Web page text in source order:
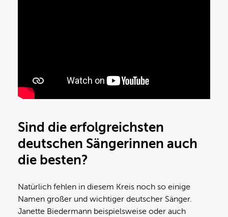
Sind die erfolgreichsten
deutschen Sängerinnen auch
die besten?
Natürlich fehlen in diesem Kreis noch so einige
Namen großer und wichtiger deutscher Sänger.
Janette Biedermann beispielsweise oder auch